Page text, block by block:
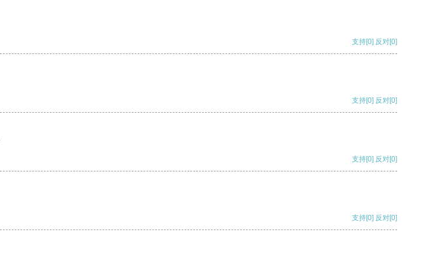
支持[0] 反对[0]
支持[0] 反对[0]
支持[0] 反对[0]
支持[0] 反对[0]